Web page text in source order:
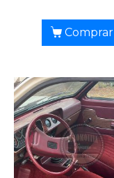
Comprar